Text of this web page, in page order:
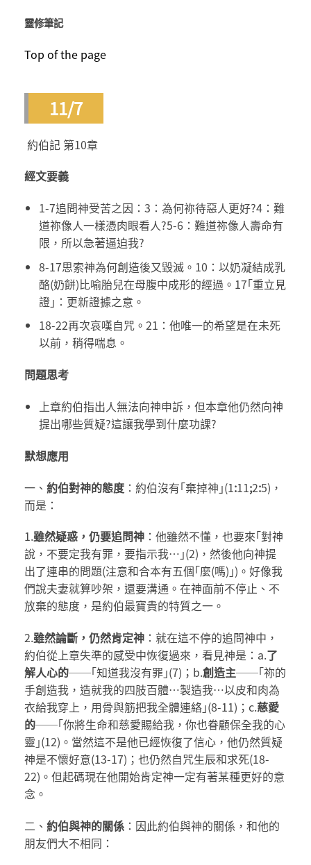
靈修筆記
Top of the page
11/7
約伯記 第10章
經文要義
1-7追問神受苦之因：3：為何祢待惡人更好?4：難
道祢像人一樣憑肉眼看人?5-6：難道祢像人壽命有
限，所以急著逼迫我?
8-17思索神為何創造後又毀滅。10：以奶凝結成乳
酪(奶餅)比喻胎兒在母腹中成形的經過。17｢重立見
證｣：更新證據之意。
18-22再次哀嘆自咒。21：他唯一的希望是在未死
以前，稍得喘息。
問題思考
上章約伯指出人無法向神申訴，但本章他仍然向神
提出哪些質疑?這讓我學到什麼功課?
默想應用
一、 約伯對神的態度 ：約伯沒有｢棄掉神｣(1:11;2:5)，
而是：
1.雖然疑惑，仍要追問神 ：他雖然不懂，也要來｢對神
說，不要定我有罪，要指示我…｣(2)，然後他向神提
出了連串的問題(注意和合本有五個｢麼(嗎)｣)。好像我
們說夫妻就算吵架，還要溝通。在神面前不停止、不
放棄的態度，是約伯最寶貴的特質之一。
2.雖然論斷，仍然肯定神 ：就在這不停的追問神中，
約伯從上章失準的感受中恢復過來，看見神是：a.了
解人心的──｢知道我沒有罪｣(7)；b.創造主──｢祢的
手創造我，造就我的四肢百體…製造我…以皮和肉為
衣給我穿上，用骨與筋把我全體連絡｣(8-11)；c.慈愛
的──｢你將生命和慈愛賜給我，你也眷顧保全我的心
靈｣(12)。當然這不是他已經恢復了信心，他仍然質疑
神是不懷好意(13-17)；也仍然自咒生辰和求死(18-
22)。但起碼現在他開始肯定神一定有著某種更好的意
念。
二、 約伯與神的關係 ：因此約伯與神的關係，和他的
朋友們大不相同：